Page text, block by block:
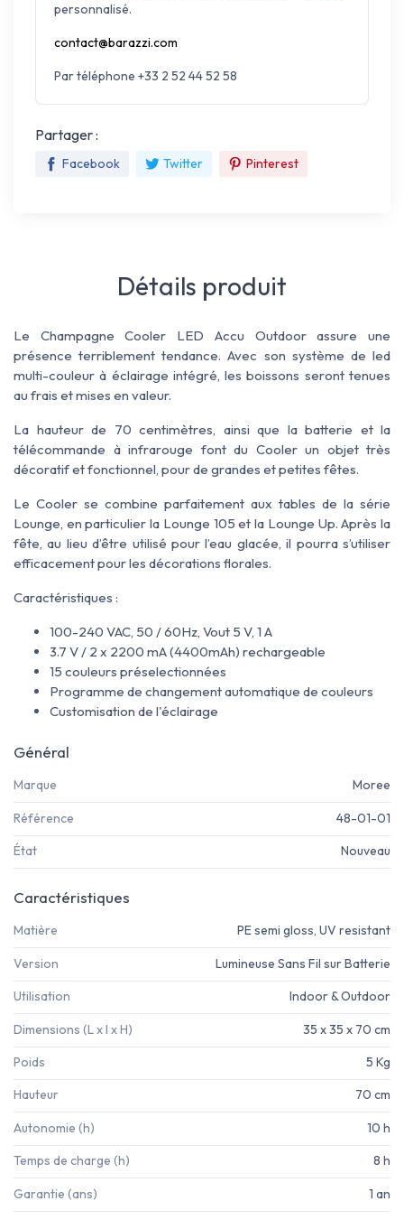
personnalisé.
contact@barazzi.com
Par téléphone +33 2 52 44 52 58
Partager :
Facebook Twitter Pinterest
Détails produit
Le Champagne Cooler LED Accu Outdoor assure une
présence terriblement tendance. Avec son système de led
multi-couleur à éclairage intégré, les boissons seront tenues
au frais et mises en valeur.
La hauteur de 70 centimètres, ainsi que la batterie et la
télécommande à infrarouge font du Cooler un objet très
décoratif et fonctionnel, pour de grandes et petites fêtes.
Le Cooler se combine parfaitement aux tables de la série
Lounge, en particulier la Lounge 105 et la Lounge Up. Après la
fête, au lieu d’être utilisé pour l’eau glacée, il pourra s’utiliser
efficacement pour les décorations florales.
Caractéristiques :
100-240 VAC, 50 / 60Hz, Vout 5 V, 1 A
3.7 V / 2 x 2200 mA (4400mAh) rechargeable
15 couleurs préselectionnées
Programme de changement automatique de couleurs
Customisation de l'éclairage
Général
Marque Moree
Référence 48-01-01
État Nouveau
Caractéristiques
Matière PE semi gloss, UV resistant
Version Lumineuse Sans Fil sur Batterie
Utilisation Indoor & Outdoor
Dimensions (L x l x H) 35 x 35 x 70 cm
Poids 5 Kg
Hauteur 70 cm
Autonomie (h) 10 h
Temps de charge (h) 8 h
Garantie (ans) 1 an